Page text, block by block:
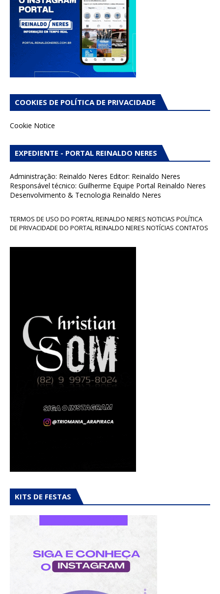
COOKIES DE POLÍTICA DE PRIVACIDADE
Cookie Notice
EXPEDIENTE - PORTAL REINALDO NERES
Administração: Reinaldo Neres Editor: Reinaldo Neres
Responsável técnico: Guilherme Equipe Portal Reinaldo Neres
Desenvolvimento & Tecnologia Reinaldo Neres
TERMOS DE USO DO PORTAL REINALDO NERES NOTICIAS POLÍTICA
DE PRIVACIDADE DO PORTAL REINALDO NERES NOTÍCIAS CONTATOS
KITS DE FESTAS